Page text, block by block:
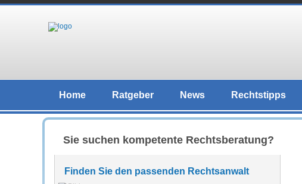
Home Ratgeber News Rechtstipps
Sie suchen kompetente Rechtsberatung?
Finden Sie den passenden Rechtsanwalt